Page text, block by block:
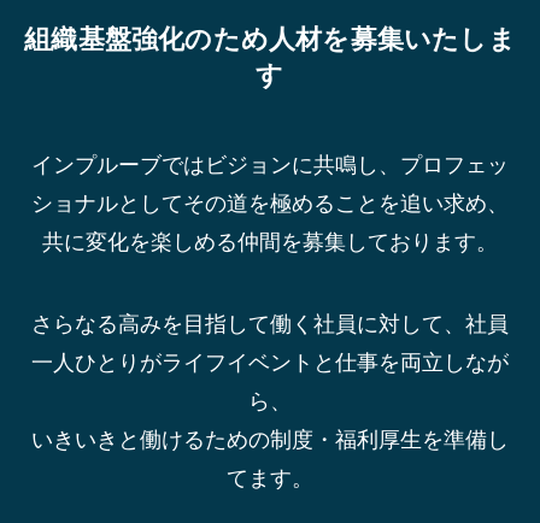
組織基盤強化のため人材を募集いたしま
す
インプルーブではビジョンに共鳴し、プロフェッ
ショナルとしてその道を極めることを追い求め、
共に変化を楽しめる仲間を募集しております。
さらなる高みを目指して働く社員に対して、社員
一人ひとりがライフイベントと仕事を両立しなが
ら、
いきいきと働けるための制度・福利厚生を準備し
てます。